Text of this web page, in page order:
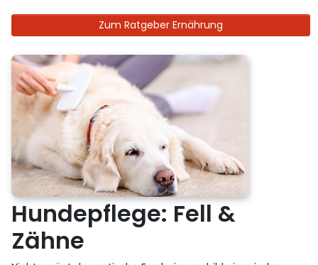
Zum Ratgeber Ernährung
Hundepflege: Fell &
Zähne